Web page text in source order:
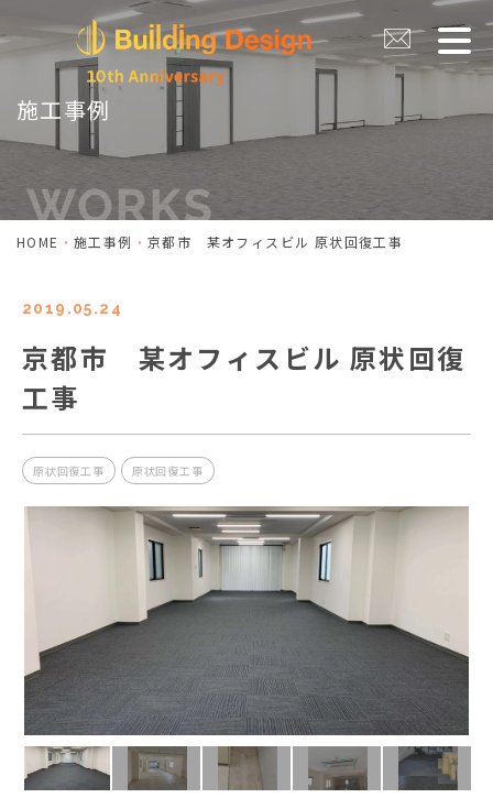
施工事例
HOME 施工事例 京都市 某オフィスビル 原状回復工事
2019.05.24
京都市 某オフィスビル 原状回復
工事
原状回復工事 原状回復工事